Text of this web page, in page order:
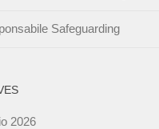
Safeguarding
2026